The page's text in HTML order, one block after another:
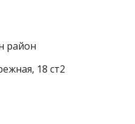
район
18 ст2